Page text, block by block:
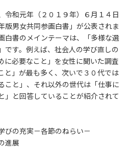
令和元年（２０１９年）６月１４日
版男女共同参画白書」が公表されま
白書のメインテーマは、「多様な選
です。例えば、社会人の学び直しの
に必要なこと」を女性に聞いた調査
と」が最も多く、次いで３０代では
こと」、それ以外の世代は「仕事に
」と回答していることが紹介されて
の充実－各節のねらい－
進展